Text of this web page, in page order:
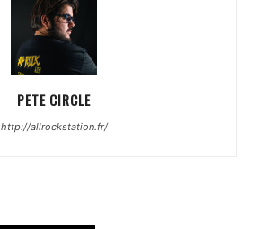
PETE CIRCLE
http://allrockstation.fr/